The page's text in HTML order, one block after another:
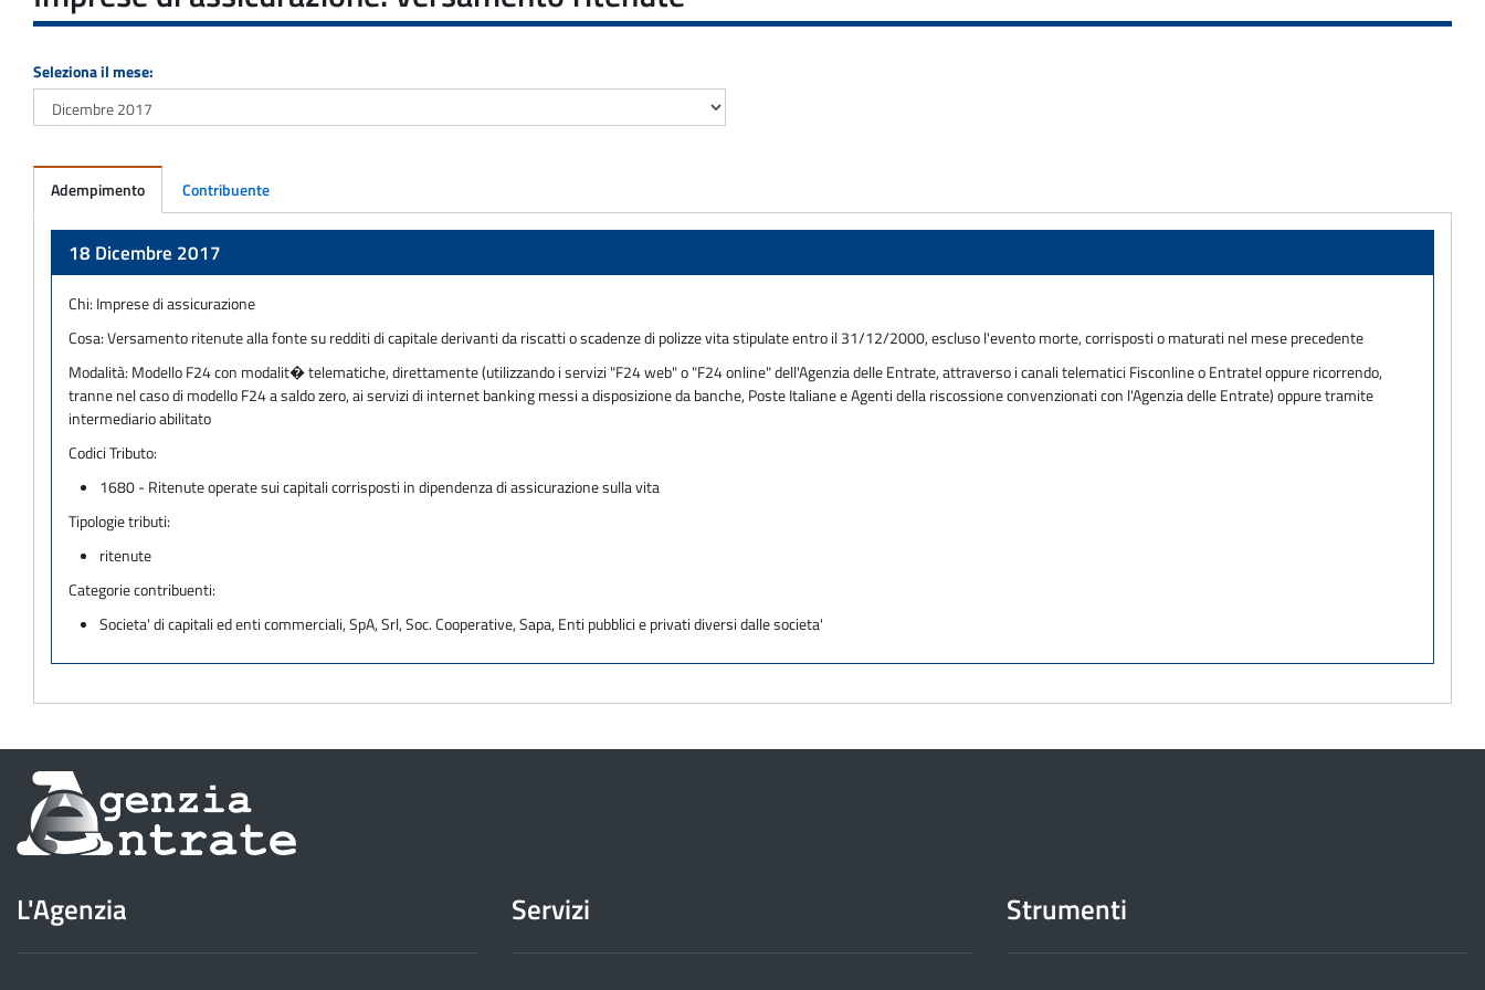
Seleziona il mese:
Adempimento Contribuente
18 Dicembre 2017
Chi: Imprese di assicurazione
Cosa:Versamento ritenute alla fonte su redditi di capitale derivanti da riscatti o scadenze di polizze vita stipulate entro il 31/12/2000, escluso l'evento morte, corrisposti o maturati nel mese precedente
Modalità: Modello F24 con modalit� telematiche, direttamente (utilizzando i servizi "F24 web" o "F24 online" dell'Agenzia delle Entrate, attraverso i canali telematici Fisconline o Entratel oppure ricorrendo,
tranne nel caso di modello F24 a saldo zero, ai servizi di internet banking messi a disposizione da banche, Poste Italiane e Agenti della riscossione convenzionati con l'Agenzia delle Entrate) oppure tramite
intermediario abilitato
Codici Tributo:
1680 - Ritenute operate sui capitali corrisposti in dipendenza di assicurazione sulla vita
Tipologie tributi:
ritenute
Categorie contribuenti:
Societa' di capitali ed enti commerciali, SpA, Srl, Soc. Cooperative, Sapa, Enti pubblici e privati diversi dalle societa'
Informazioni
sul
dell'Agenzia
delle
L'Agenzia Servizi Strumenti